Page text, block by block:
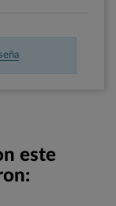
este